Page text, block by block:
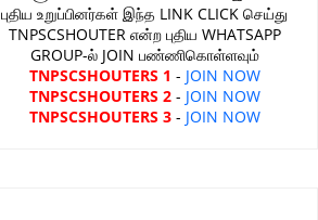
புதிய உறுப்பினர்கள் இந்த LINK CLICK செய்து
TNPSCSHOUTER என்ற புதிய WHATSAPP
GROUP-ல் JOIN பண்ணிகொள்ளவும்
TNPSCSHOUTERS 1 - JOIN NOW
TNPSCSHOUTERS 2- JOIN NOW
TNPSCSHOUTERS 3- JOIN NOW